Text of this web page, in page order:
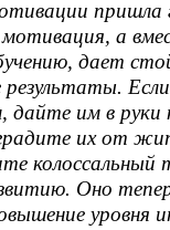
пришла
а
дает
дайте им в
их от
колоссальный
Оно
уровня